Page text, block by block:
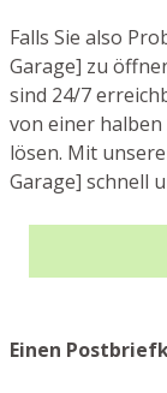
Falls Sie also
Garage] zu
sind 24/7
von einer
lösen. Mit
Garage] schnell
Einen